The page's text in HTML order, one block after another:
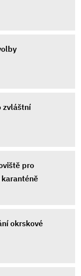
zvláštní
pro
okrskové